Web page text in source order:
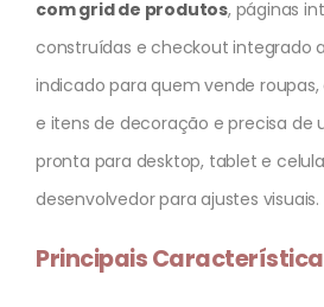
com grid de produtos, páginas
construídas e checkout integrado
indicado para quem vende roupas,
e itens de decoração e precisa de
pronta para desktop, tablet e
desenvolvedor para ajustes visuais.
Principais